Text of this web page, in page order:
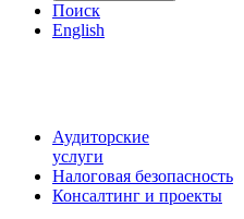
Поиск
English
Аудиторские
услуги
Налоговая безопасность
Консалтинг и проекты